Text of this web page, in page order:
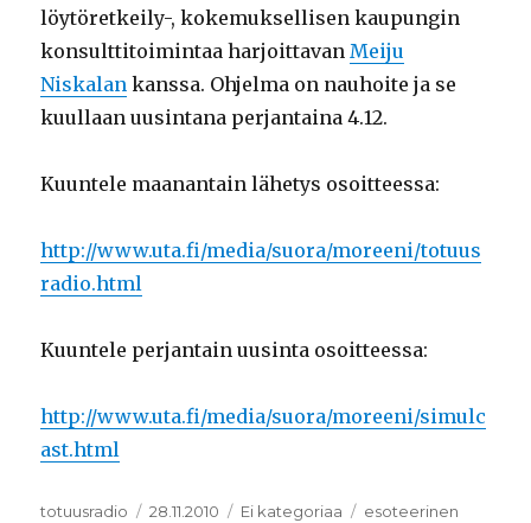
löytöretkeily-, kokemuksellisen kaupungin
konsulttitoimintaa harjoittavanMeiju
Niskalan kanssa. Ohjelma on nauhoite ja se
kuullaan uusintana perjantaina 4.12.
Kuuntele maanantain lähetys osoitteessa:
http://www.uta.fi/media/suora/moreeni/totuus
radio.html
Kuuntele perjantain uusinta osoitteessa:
http://www.uta.fi/media/suora/moreeni/simulc
ast.html
Kirjoittaja
totuusradio Julkaistu
28.11.2010 Kategoriat
Ei kategoriaa Avainsanat
esoteerinen